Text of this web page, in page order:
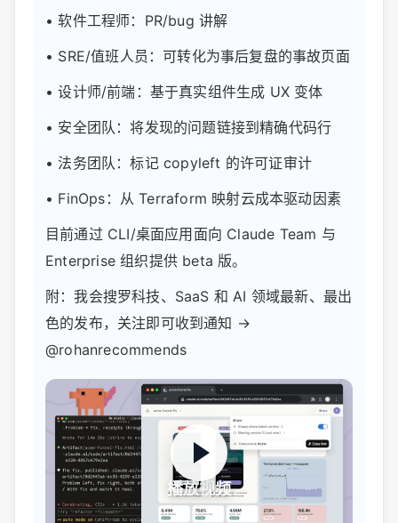
• 软件工程师：PR/bug 讲解
• SRE/值班人员：可转化为事后复盘的事故页面
• 设计师/前端：基于真实组件生成 UX 变体
• 安全团队：将发现的问题链接到精确代码行
• 法务团队：标记 copyleft 的许可证审计
• FinOps：从 Terraform 映射云成本驱动因素
目前通过 CLI/桌面应用面向 Claude Team 与
Enterprise 组织提供 beta 版。
附：我会搜罗科技、SaaS 和 AI 领域最新、最出
色的发布，关注即可收到通知 →
@rohanrecommends
播放视频